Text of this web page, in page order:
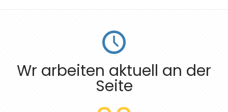
Wr arbeiten aktuell an der
Seite